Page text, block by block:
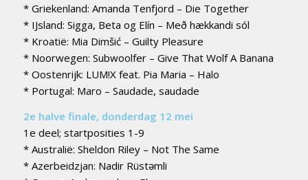
* Griekenland: Amanda Tenfjord – Die Together
* IJsland: Sigga, Beta og Elín – Með hækkandi sól
* Kroatië: Mia Dimšić – Guilty Pleasure
* Noorwegen: Subwoolfer – Give That Wolf A Banana
* Oostenrijk: LUM!X feat. Pia Maria – Halo
* Portugal: Maro – Saudade, saudade
2e halve finale, donderdag 12 mei
1e deel; startposities 1-9
* Australië: Sheldon Riley – Not The Same
* Azerbeidzjan: Nadir Rüstəmli